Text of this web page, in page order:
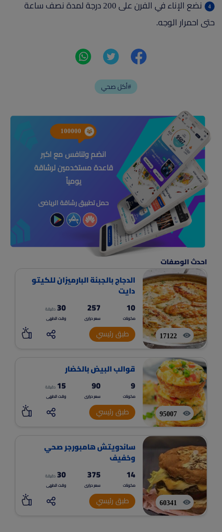
نضع الإناء في الفرن على 200 درجة لمدة نصف ساعة
حتى احمرار الوجه.
أكل صحي#
100000
انضم وتنافس مع اكبر
قاعدة مستخدمين لرشاقة
يومياً
حمل تطبيق رشاقة الرياضى
احدث الوصفات
17122
الدجاج بالجبنة البارميزان للكيتو
دايت
10
مكونات
257
سعر حرارى
30 دقيقة
وقت الطهى
طبق رئيسي
95007
قوالب البيض بالخضار
9
مكونات
90
سعر حرارى
15 دقيقة
وقت الطهى
طبق رئيسي
60341
ساندويتش هامبورجر صحي
وخفيف
14
مكونات
375
سعر حرارى
30 دقيقة
وقت الطهى
طبق رئيسي